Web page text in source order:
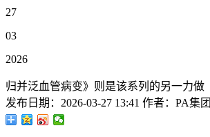
27
03
2026
归并泛血管病变》则是该系列的另一力做
发布日期： 2026-03-27 13:41 作者： PA集团